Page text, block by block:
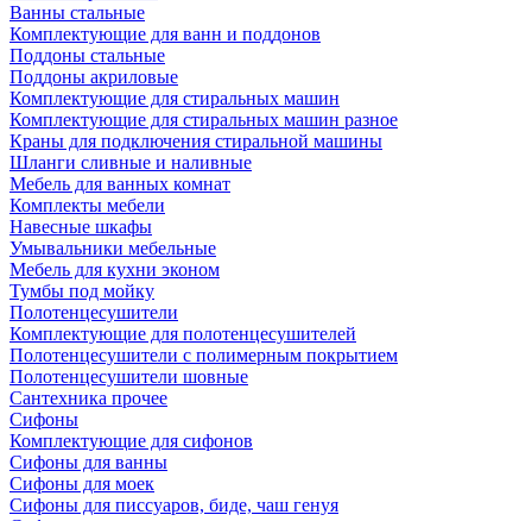
Ванны стальные
Комплектующие для ванн и поддонов
Поддоны стальные
Поддоны акриловые
Комплектующие для стиральных машин
Комплектующие для стиральных машин разное
Краны для подключения стиральной машины
Шланги сливные и наливные
Мебель для ванных комнат
Комплекты мебели
Навесные шкафы
Умывальники мебельные
Мебель для кухни эконом
Тумбы под мойку
Полотенцесушители
Комплектующие для полотенцесушителей
Полотенцесушители с полимерным покрытием
Полотенцесушители шовные
Сантехника прочее
Сифоны
Комплектующие для сифонов
Сифоны для ванны
Сифоны для моек
Сифоны для писсуаров, биде, чаш генуя